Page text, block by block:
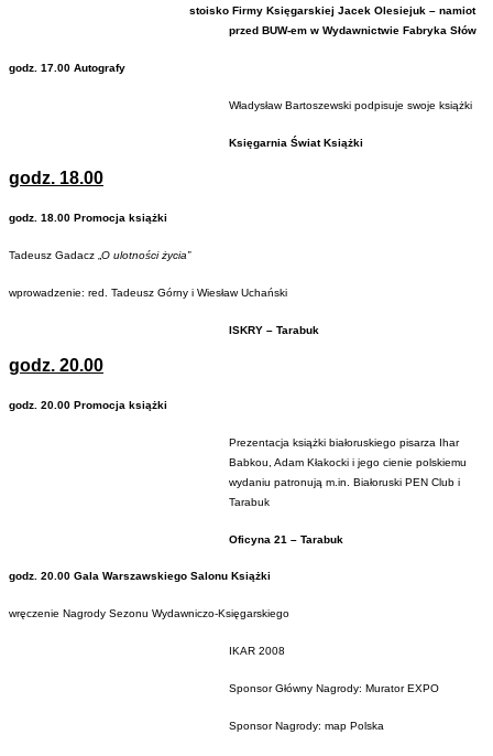
stoisko Firmy Księgarskiej Jacek Olesiejuk – namiot
przed BUW-em w Wydawnictwie Fabryka Słów
godz. 17.00 Autografy
Władysław Bartoszewski podpisuje swoje książki
Księgarnia Świat Książki
godz. 18.00
godz. 18.00 Promocja książki
Tadeusz Gadacz „ O ulotności życia”
wprowadzenie: red. Tadeusz Górny i Wiesław Uchański
ISKRY – Tarabuk
godz. 20.00
godz. 20.00 Promocja książki
Prezentacja książki białoruskiego pisarza Ihar
Babkou, Adam Kłakocki i jego cienie polskiemu
wydaniu patronują m.in. Białoruski PEN Club i
Tarabuk
Oficyna 21 – Tarabuk
godz. 20.00 Gala Warszawskiego Salonu Książki
wręczenie Nagrody Sezonu Wydawniczo-Księgarskiego
IKAR 2008
Sponsor Główny Nagrody: Murator EXPO
Sponsor Nagrody: map Polska